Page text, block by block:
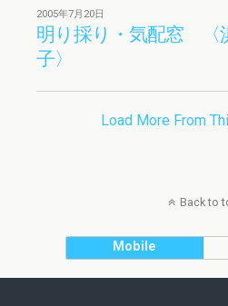
2005年7月20日
明り採り・気配窓 〈
子〉
Load More From
Back to
Mobile